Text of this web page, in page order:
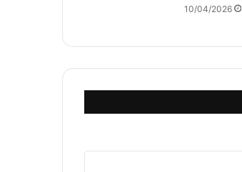
10/04/2026